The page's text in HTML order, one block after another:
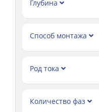
Глубина
Способ монтажа
Род тока
Количество фаз